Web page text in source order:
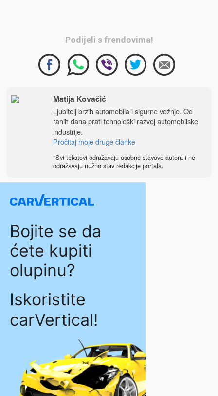
Podijeli s frendovima!
Matija Kovačić
Ljubitelj brzih automobila i sigurne vožnje. Od
ranih dana prati tehnološki razvoj automobilske
industrije.
Pročitaj moje druge članke
*Svi tekstovi odražavaju osobne stavove autora i ne
odražavaju nužno stav redakcije portala.